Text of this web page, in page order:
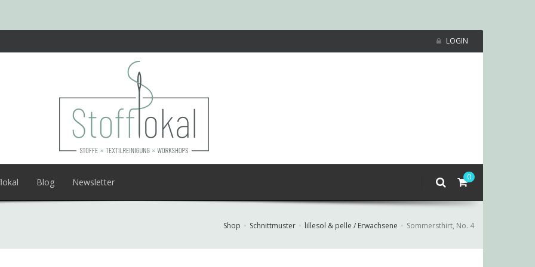
LOGIN
0
Blog Newsletter
Shop Schnittmuster lillesol & pelle / Erwachsene Sommersthirt, No. 4